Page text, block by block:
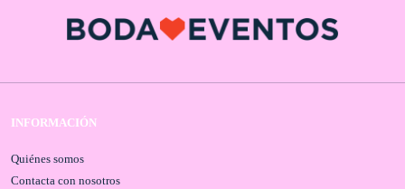
INFORMACIÓN
Quiénes somos
Contacta con nosotros